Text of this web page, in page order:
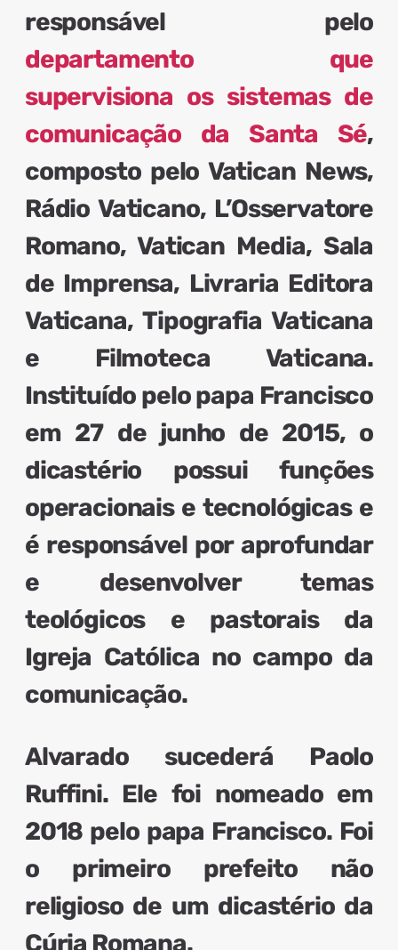
responsável pelo
departamento que
supervisiona os sistemas de
comunicação da Santa Sé,
composto pelo Vatican News,
Rádio Vaticano, L’Osservatore
Romano, Vatican Media, Sala
de Imprensa, Livraria Editora
Vaticana, Tipografia Vaticana
e Filmoteca Vaticana.
Instituído pelo papa Francisco
em 27 de junho de 2015, o
dicastério possuifunções
operacionais e tecnológicase
é responsável por aprofundar
e desenvolver temas
teológicos e pastorais da
Igreja Católica no campo da
comunicação.
Alvarado sucederá Paolo
Ruffini. Ele foi nomeado em
2018 pelo papa Francisco. Foi
o primeiro prefeito não
religiosode um dicastério da
Cúria Romana.